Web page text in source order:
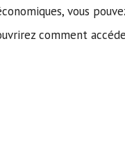
vous
comment